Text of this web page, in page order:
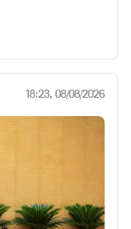
18:23, 08/08/2026